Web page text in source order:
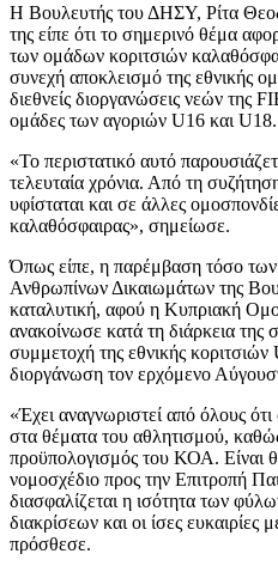
Η Βουλευτής του ΔΗΣΥ, Ρίτα
της είπε ότι το σημερινό θέμα
των ομάδων κοριτσιών
συνεχή αποκλεισμό της εθνικής
διεθνείς διοργανώσεις νεών της
ομάδες των αγοριών U16 και U18.
«Το περιστατικό αυτό
τελευταία χρόνια. Από τη
υφίσταται και σε άλλες
καλαθόσφαιρας», σημείωσε.
Όπως είπε, η παρέμβαση τόσο των
Ανθρωπίνων Δικαιωμάτων της
καταλυτική, αφού η Κυπριακή
ανακοίνωσε κατά τη διάρκεια της
συμμετοχή της εθνικής
διοργάνωση τον ερχόμενο
«Έχει αναγνωριστεί από όλους
στα θέματα του αθλητισμού,
προϋπολογισμός του ΚΟΑ. Είναι
νομοσχέδιο προς την Επιτροπή
διασφαλίζεται η ισότητα των
διακρίσεων και οι ίσες
πρόσθεσε.